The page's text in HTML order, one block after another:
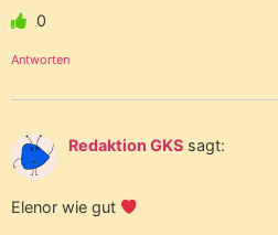
0
Antworten
Redaktion GKS sagt:
Elenor wie gut